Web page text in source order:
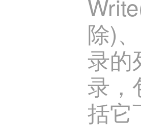
除)
录的
录，
括